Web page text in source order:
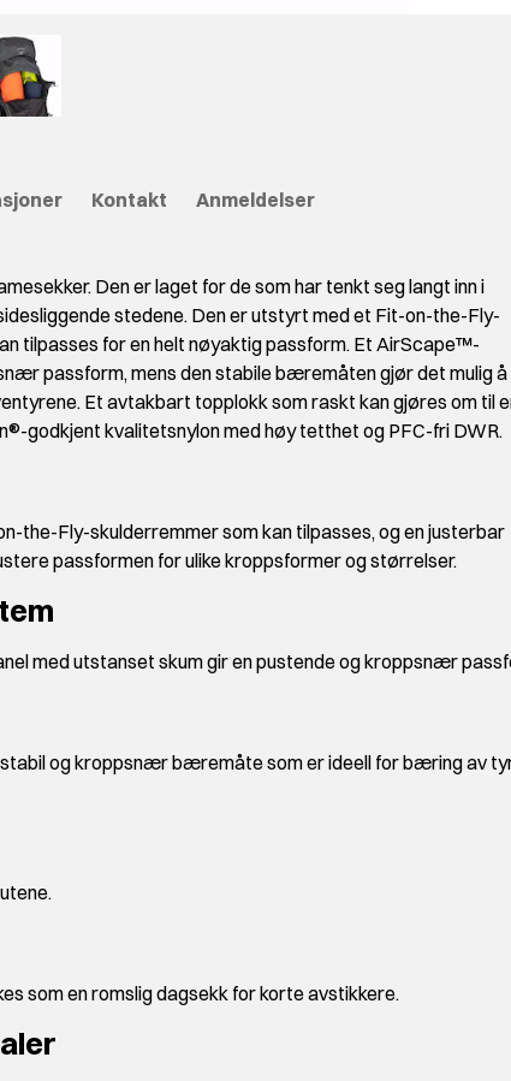
Kontakt Anmeldelser
Den er laget for de som har tenkt seg langt inn i
stedene. Den er utstyrt med et Fit-on-the-Fly-
tilpasses for en helt nøyaktig passform. Et AirScape™-
passform, mens den stabile bæremåten gjør det mulig
Et avtakbart topplokk som raskt kan gjøres om til
godkjent kvalitetsnylon med høy tetthet og PFC-fri DWR.
the-Fly-skulderremmer som kan tilpasses, og en justerbar
passformen for ulike kroppsformer og størrelser.
med utstanset skum gir en pustende og kroppsnær
og kroppsnær bæremåte som er ideell for bæring av
som en romslig dagsekk for korte avstikkere.